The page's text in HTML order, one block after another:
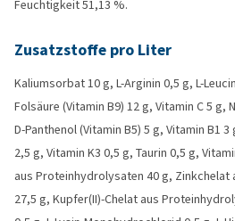
Feuchtigkeit 51,13 %.
Zusatzstoffe pro Liter
Kaliumsorbat 10 g, L-Arginin 0,5 g, L-
Folsäure (Vitamin B9) 12 g, Vitamin C 5 g,
D-Panthenol (Vitamin B5) 5 g, Vitamin B1
2,5 g, Vitamin K3 0,5 g, Taurin 0,5 g,
aus Proteinhydrolysaten 40 g,
27,5 g, Kupfer(II)-Chelat aus